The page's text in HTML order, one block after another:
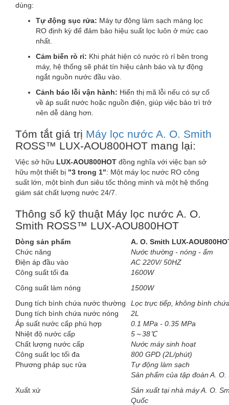
dùng:
Tự động sục rửa: Máy tự động làm sạch màng lọc
RO định kỳ để đảm bảo hiệu suất lọc luôn ở mức cao
nhất.
Cảm biến rò rỉ: Khi phát hiện có nước rò rỉ bên trong
máy, hệ thống sẽ phát tín hiệu cảnh báo và tự động
ngắt nguồn nước đầu vào.
Cảnh báo lỗi vận hành: Hiển thị mã lỗi nếu có sự cố
về áp suất nước hoặc nguồn điện, giúp việc bảo trì trở
nên dễ dàng hơn.
Tóm tắt giá trị Máy lọc nước A. O. Smith
ROSS™ LUX-AOU800HOT mang lại:
Việc sở hữu LUX-AOU800HOT đồng nghĩa với việc bạn sở
hữu một thiết bị "3 trong 1": Một máy lọc nước RO công
suất lớn, một bình đun siêu tốc thông minh và một hệ thống
giám sát chất lượng nước 24/7.
Thông số kỹ thuật Máy lọc nước A. O.
Smith ROSS™ LUX-AOU800HOT
Dòng sản phẩm
A. O. Smith LUX-
Chức năng
Nước thường - nóng - ấm
Điện áp đầu vào
AC 220V/ 50HZ
Công suất tối đa
Công suất làm nóng
1600W
1500W
Dung tích bình chứa nước thường
Lọc trực tiếp, không bình
Dung tích bình chứa nước nóng
2L
Áp suất nước cấp phù hợp
0.1 MPa - 0.35 MPa
Nhiệt độ nước cấp
5～38℃
Chất lượng nước cấp
Nước máy sinh hoạt
Công suất lọc tối đa
800 GPD (2L/phút)
Phương pháp sục rửa
Tự động làm sạch
Xuất xứ
Sản phẩm của tập đoàn A.
Sản xuất tại nhà máy A. O.
Quốc